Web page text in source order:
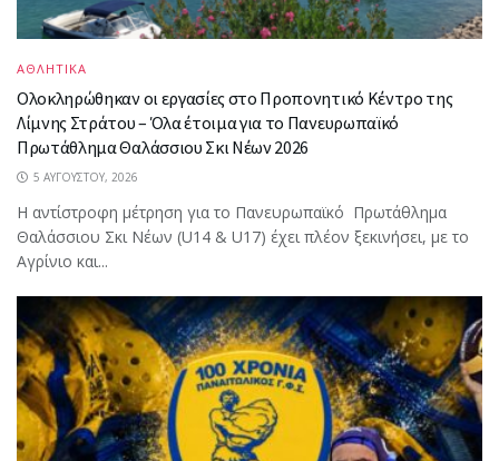
ΑΘΛΗΤΙΚΑ
Ολοκληρώθηκαν οι εργασίες στο Προπονητικό Κέντρο της
Λίμνης Στράτου – Όλα έτοιμα για το Πανευρωπαϊκό
Πρωτάθλημα Θαλάσσιου Σκι Νέων 2026
5 ΑΥΓΟΎΣΤΟΥ, 2026
Η αντίστροφη μέτρηση για το Πανευρωπαϊκό Πρωτάθλημα
Θαλάσσιου Σκι Νέων (U14 & U17) έχει πλέον ξεκινήσει, με το
Αγρίνιο και...